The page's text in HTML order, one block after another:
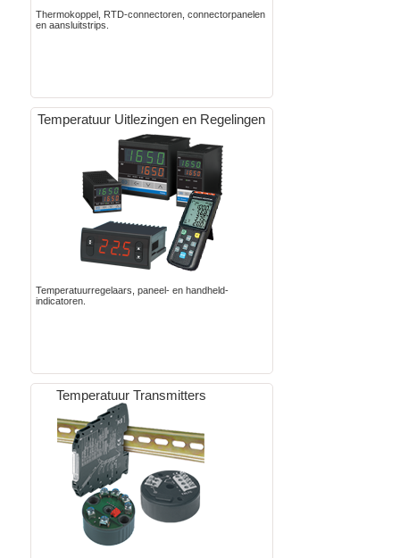
Thermokoppel, RTD-connectoren, connectorpanelen
en aansluitstrips.
Temperatuur Uitlezingen en Regelingen
Temperatuurregelaars, paneel- en handheld-
indicatoren.
Temperatuur Transmitters